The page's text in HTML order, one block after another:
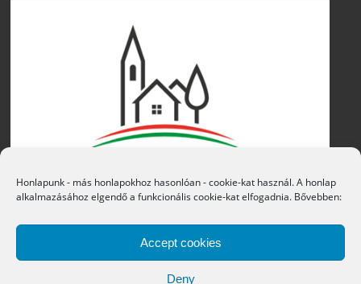
Honlapunk - más honlapokhoz hasonlóan - cookie-kat használ. A honlap
alkalmazásához elgendő a funkcionális cookie-kat elfogadnia. Bővebben:
Accept cookies
Deny